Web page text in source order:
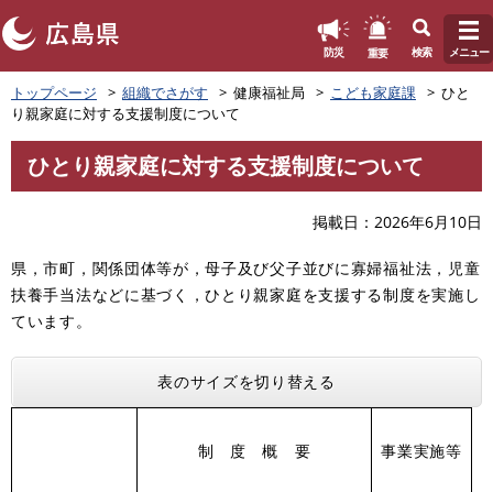
ペ
ー
ジ
の
頭
。
防災 重要 検索 メニュー
トップページ 組織でさがす 健康福祉局 こども家庭課
ひと
り親家庭に対する支援制度について
文
ひとり親家庭に対する支援制度について
掲載日 2026年6月10日
県，市町，関係団体等が，母子及び父子並びに寡婦福祉法，児童
扶養手当法などに基づく，ひとり親家庭を支援する制度を実施し
ています。
表のサイズを切り替える
制 度 概 要 事業実施等